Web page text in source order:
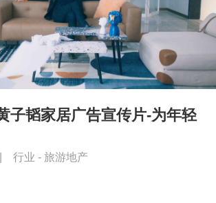
子韬家居广告宣传片-为年轻
行业 - 旅游地产